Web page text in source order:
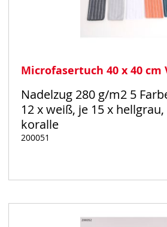
Microfasertuch 40 x 40 cm
Nadelzug 280 g/m2 5
12 x weiß, je 15 x
koralle
200051
Auf